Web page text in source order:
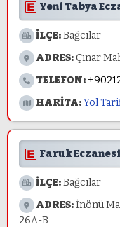
Yeni Tabya
İLÇE:Bağcılar
ADRES:Çınar
TELEFON:
HARİTA:Yol
Faruk Eczanesi
İLÇE:Bağcılar
ADRES:İnönü
26A-B